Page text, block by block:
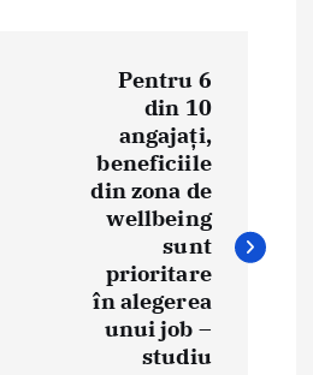
Pentru 6
din 10
angajați,
beneficiile
din zona de
wellbeing
sunt
prioritare
în alegerea
unui job –
studiu